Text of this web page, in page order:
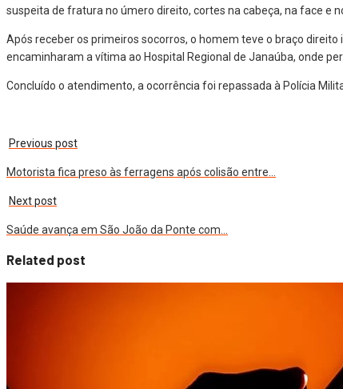
suspeita de fratura no úmero direito, cortes na cabeça, na face e
Após receber os primeiros socorros, o homem teve o braço
encaminharam a vítima ao Hospital Regional de Janaúba, onde
Concluído o atendimento, a ocorrência foi repassada à Polícia
Previous post
Motorista fica preso às ferragens após colisão entre…
Next post
Saúde avança em São João da Ponte com…
Related post